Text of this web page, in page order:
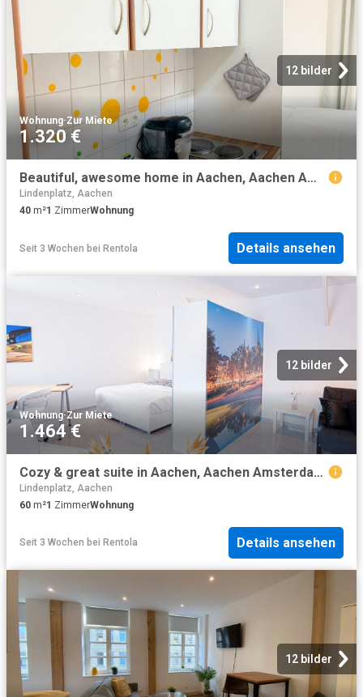
12 bilder
Wohnung·Zur Miete
1.320 €
Beautiful, awesome home in Aachen, Aachen Amsterdam Apartments for Rent
Lindenplatz, Aachen
40 m²1 ZimmerWohnung
Seit 3 Wochen bei Rentola Details ansehen
12 bilder
Wohnung·Zur Miete
1.464 €
Cozy & great suite in Aachen, Aachen Amsterdam Apartments for Rent
Lindenplatz, Aachen
60 m²1 ZimmerWohnung
Seit 3 Wochen bei Rentola Details ansehen
12 bilder